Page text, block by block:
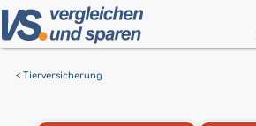
Tierversicherung